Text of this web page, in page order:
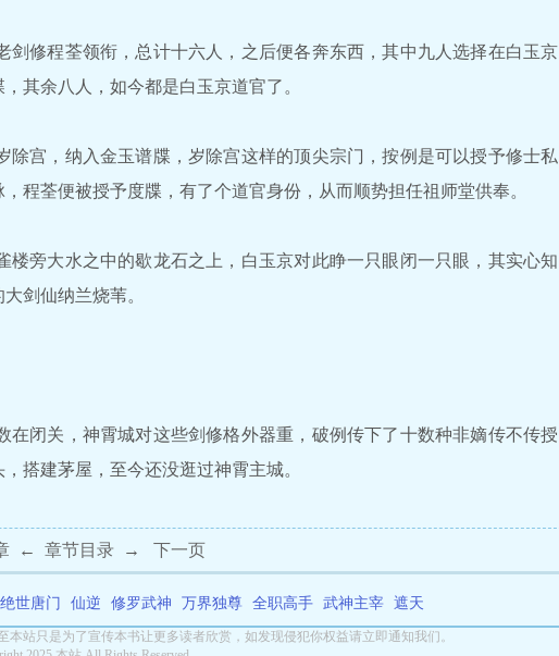
修程荃领衔，总计十六人，之后便各奔东西，其中九人选择在白玉京
其余八人，如今都是白玉京道官了。
宫，纳入金玉谱牒，岁除宫这样的顶尖宗门，按例是可以授予修士私
程荃便被授予度牒，有了个道官身份，从而顺势担任祖师堂供奉。
旁大水之中的歇龙石之上，白玉京对此睁一只眼闭一只眼，其实心知
剑仙纳兰烧苇。
闭关，神霄城对这些剑修格外器重，破例传下了十数种非嫡传不传授
搭建茅屋，至今还没逛过神霄主城。
← 章节目录 → 下一页
世唐门 仙逆 修罗武神 万界独尊 全职高手 武神主宰 遮天
站只是为了宣传本书让更多读者欣赏，如发现侵犯你权益请立即通知我们。